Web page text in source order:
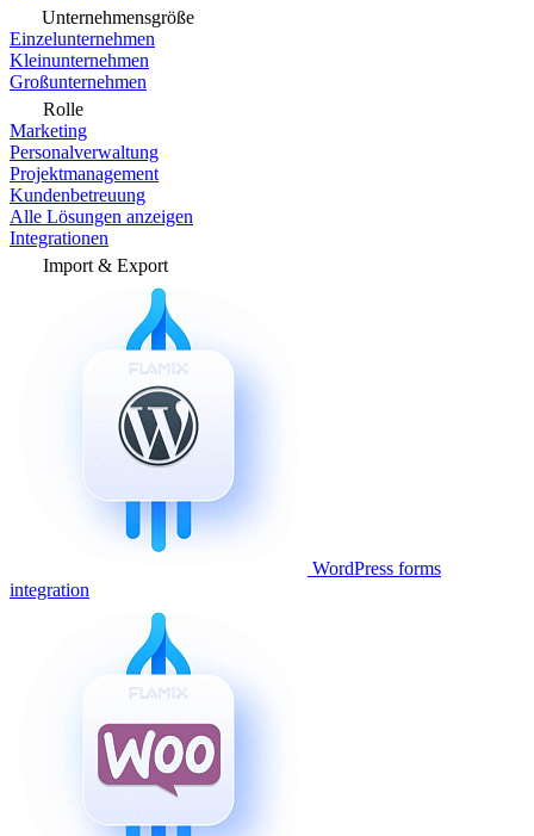
Unternehmensgröße
Einzelunternehmen
Kleinunternehmen
Großunternehmen
Rolle
Marketing
Personalverwaltung
Projektmanagement
Kundenbetreuung
Alle Lösungen anzeigen
Integrationen
Import & Export
WordPress forms
integration